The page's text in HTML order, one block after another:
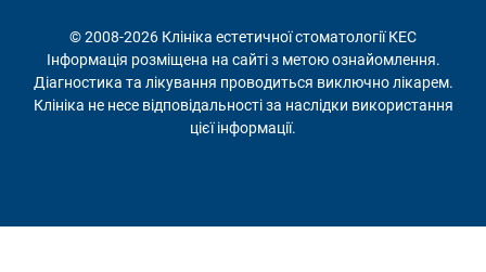
© 2008-2026 Клініка естетичної стоматології КЕС
Інформація розміщена на сайті з метою ознайомлення.
Діагностика та лікування проводиться виключно лікарем.
Клініка не несе відповідальності за наслідки використання
цієї інформації.